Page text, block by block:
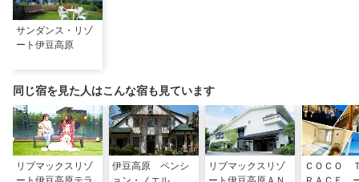
サンダンス・リゾ
ート伊豆高原
同じ宿を見た人はこんな宿も見ています
リブマックスリゾ
伊豆高原 ペンシ
リブマックスリゾ
ＣＯＣＯ